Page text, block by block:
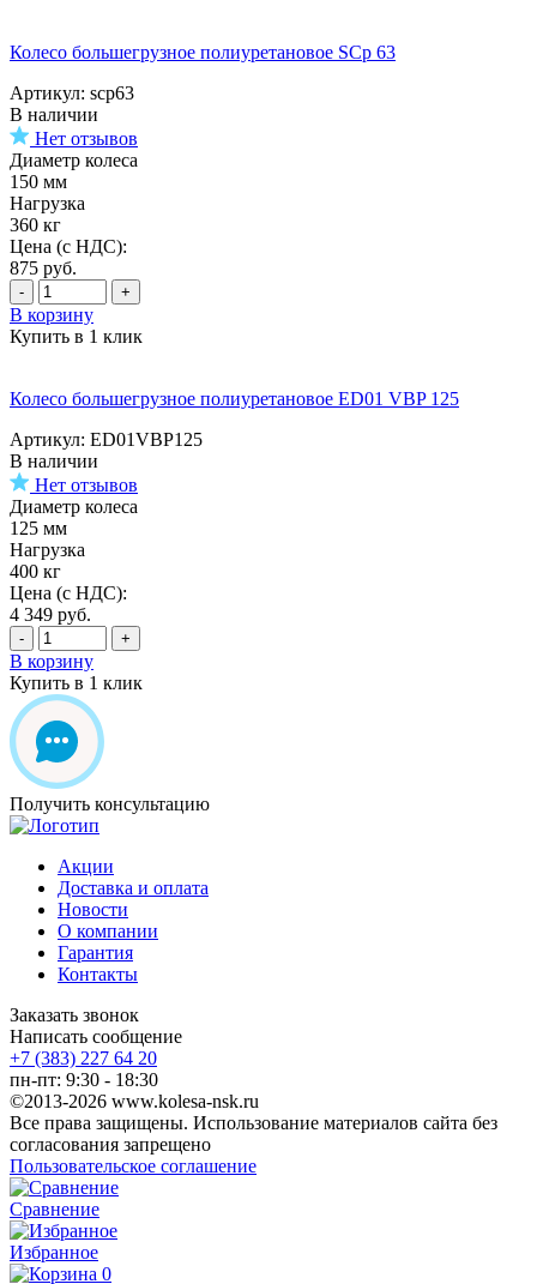
Колесо большегрузное полиуретановое SCp 63
Артикул: scp63
В наличии
Нет отзывов
Диаметр колеса
150 мм
Нагрузка
360 кг
Цена (с НДС):
875 руб.
- +
В корзину
Купить в 1 клик
Колесо большегрузное полиуретановое ED01 VBP 125
Артикул: ED01VBP125
В наличии
Нет отзывов
Диаметр колеса
125 мм
Нагрузка
400 кг
Цена (с НДС):
4 349 руб.
- +
В корзину
Купить в 1 клик
Получить консультацию
Акции
Доставка и оплата
Новости
О компании
Гарантия
Контакты
Заказать звонок
Написать сообщение
+7 (383) 227 64 20
пн-пт: 9:30 - 18:30
©2013-2026 www.kolesa-nsk.ru
Все права защищены. Использование материалов сайта без
согласования запрещено
Пользовательское соглашение
Сравнение
Избранное
0